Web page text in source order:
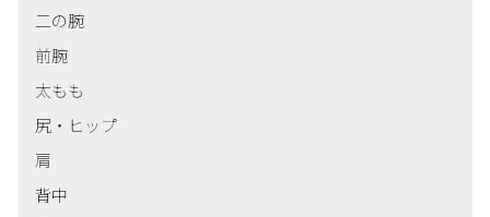
二の腕
前腕
太もも
尻・ヒップ
肩
背中